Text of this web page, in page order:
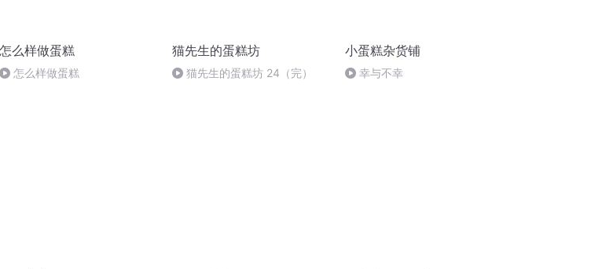
怎么样做蛋糕
怎么样做蛋糕
猫先生的蛋糕坊
猫先生的蛋糕坊 24（完）
小蛋糕杂货铺
幸与不幸